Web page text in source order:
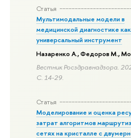
Статья
Мультимодальные модели в
медицинской диагностике как
универсальный инструмент
Назаренко А., Федоров М.,
Вестник Росздравнадзора.
С. 14-29.
Статья
Моделирование и оценка
затрат алгоритмов
сетях на кристалле с